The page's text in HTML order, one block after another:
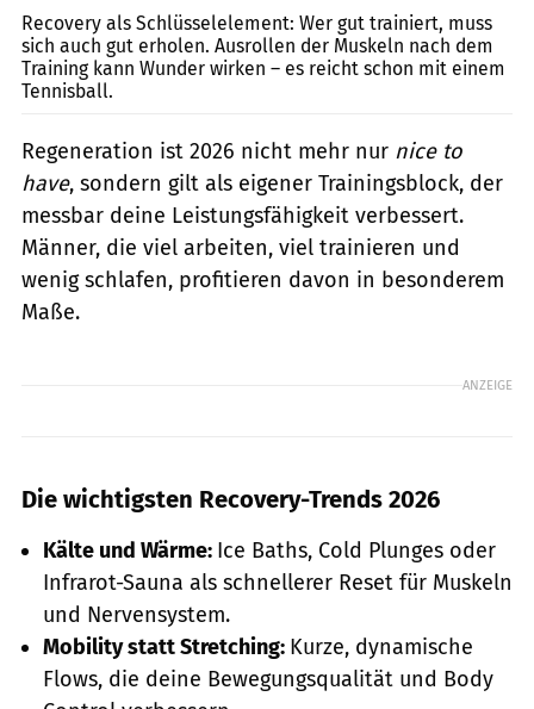
Recovery als Schlüsselelement: Wer gut trainiert, muss
sich auch gut erholen. Ausrollen der Muskeln nach dem
Training kann Wunder wirken – es reicht schon mit einem
Tennisball.
Regeneration ist 2026 nicht mehr nur nice to
have, sondern gilt als eigener Trainingsblock, der
messbar deine Leistungsfähigkeit verbessert.
Männer, die viel arbeiten, viel trainieren und
wenig schlafen, profitieren davon in besonderem
Maße.
ANZEIGE
Die wichtigsten Recovery-Trends 2026
Kälte und Wärme: Ice Baths, Cold Plunges oder
Infrarot-Sauna als schnellerer Reset für Muskeln
und Nervensystem.
Mobility statt Stretching: Kurze, dynamische
Flows, die deine Bewegungsqualität und Body